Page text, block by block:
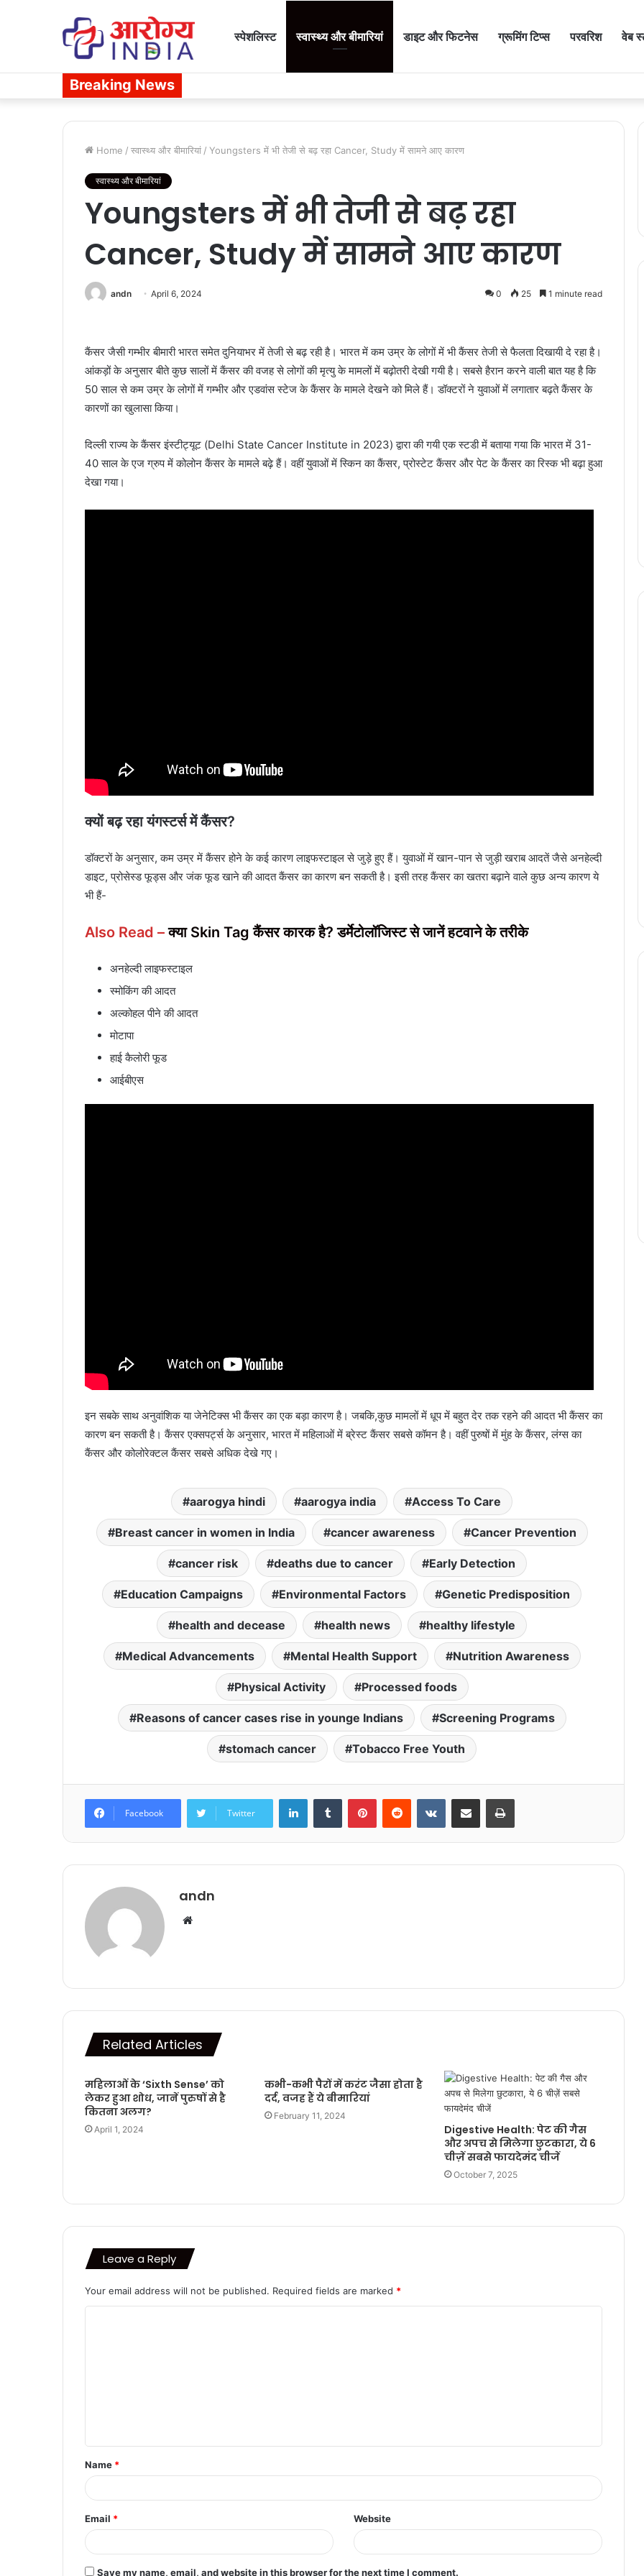
स्पेशलिस्ट स्वास्थ्य और बीमारियां डाइट और फिटनेस ग्रूमिंग टिप्स परवरिश वेब
Breaking News
Home / स्वास्थ्य और बीमारियां / Youngsters में भी तेजी से बढ़ रहा Cancer, Study में सामने आए कारण
स्वास्थ्य और बीमारियां
Youngsters में भी तेजी से बढ़ रहा
Cancer, Study में सामने आए कारण
andn April 6, 2024 0 25 1 minute read
कैंसर जैसी गम्भीर बीमारी भारत समेत दुनियाभर में तेजी से बढ़ रही है। भारत में कम उम्र के लोगों में भी कैंसर तेजी से फैलता दिखायी दे रहा है।
आंकड़ों के अनुसार बीते कुछ सालों में कैंसर की वजह से लोगों की मृत्यु के मामलों में बढ़ोतरी देखी गयी है। सबसे हैरान करने वाली बात यह है कि
50 साल से कम उम्र के लोगों में गम्भीर और एडवांस स्टेज के कैंसर के मामले देखने को मिले हैं। डॉक्टरों ने युवाओं में लगातार बढ़ते कैंसर के
कारणों का खुलासा किया।
दिल्ली राज्य के कैंसर इंस्टीट्यूट (Delhi State Cancer Institute in 2023) द्वारा की गयी एक स्टडी में बताया गया कि भारत में 31-
40 साल के एज ग्रुप में कोलोन कैंसर के मामले बढ़े हैं। वहीं युवाओं में स्किन का कैंसर, प्रोस्टेट कैंसर और पेट के कैंसर का रिस्क भी बढ़ा हुआ
देखा गया।
क्यों बढ़ रहा यंगस्टर्स में कैंसर?
डॉक्टरों के अनुसार, कम उम्र में कैंसर होने के कई कारण लाइफस्टाइल से जुड़े हुए हैं। युवाओं में खान-पान से जुड़ी खराब आदतें जैसे अनहेल्दी
डाइट, प्रोसेस्ड फूड्स और जंक फूड खाने की आदत कैंसर का कारण बन सकती है। इसी तरह कैंसर का खतरा बढ़ाने वाले कुछ अन्य कारण ये
भी हैं-
Also Read –क्या Skin Tag कैंसर कारक है? डर्मेटोलॉजिस्ट से जानें हटवाने के तरीके
अनहेल्दी लाइफस्टाइल
स्मोकिंग की आदत
अल्कोहल पीने की आदत
मोटापा
हाई कैलोरी फूड
आईबीएस
इन सबके साथ अनुवांशिक या जेनेटिक्स भी कैंसर का एक बड़ा कारण है। जबकि,कुछ मामलों में धूप में बहुत देर तक रहने की आदत भी कैंसर का
कारण बन सकती है। कैंसर एक्सपर्ट्स के अनुसार, भारत में महिलाओं में ब्रेस्ट कैंसर सबसे कॉमन है। वहीं पुरुषों में मुंह के कैंसर, लंग्स का
कैंसर और कोलोरेक्टल कैंसर सबसे अधिक देखे गए।
aarogya hindi aarogya india Access To Care
Breast cancer in women in India cancer awareness Cancer Prevention
cancer risk deaths due to cancer Early Detection
Education Campaigns Environmental Factors Genetic Predisposition
health and decease health news healthy lifestyle
Medical Advancements Mental Health Support Nutrition Awareness
Physical Activity Processed foods
Reasons of cancer cases rise in younge Indians Screening Programs
stomach cancer Tobacco Free Youth
Facebook Twitter
LinkedInTumblr PinterestReddit VKontakteShare via Email Print
andn
Website
Related Articles
महिलाओं के ‘Sixth Sense’ को
लेकर हुआ शोध, जानें पुरुषों से है
कितना अलग?
April 1, 2024
कभी-कभी पैरों में करंट जैसा होता है
दर्द, वजह हैं ये बीमारियां
February 11, 2024
Digestive Health: पेट की गैस
और अपच से मिलेगा छुटकारा, ये 6
चीज़ें सबसे फायदेमंद चीजें
October 7, 2025
Leave a Reply
Your email address will not be published. Required fields are marked *
t
*
Name *
Email * Website
Save my name, email, and website in this browser for the next time I comment.